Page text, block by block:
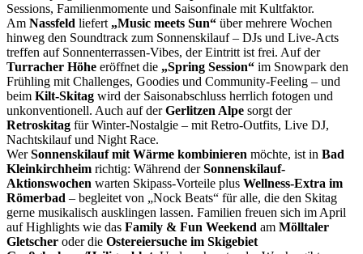
Sessions, Familienmomente und Saisonfinale mit Kultfaktor.
Am Nassfeld liefert „Music meets Sun“ über mehrere Wochen
hinweg den Soundtrack zum Sonnenskilauf – DJs und Live-Acts
treffen auf Sonnenterrassen-Vibes, der Eintritt ist frei. Auf der
Turracher Höhe eröffnet die „Spring Session“ im Snowpark den
Frühling mit Challenges, Goodies und Community-Feeling – und
beim Kilt-Skitag wird der Saisonabschluss herrlich fotogen und
unkonventionell. Auch auf derGerlitzen Alpe sorgt der
Retroskitag für Winter-Nostalgie – mit Retro-Outfits, Live DJ,
Nachtskilauf und Night Race.
WerSonnenskilauf mit Wärme kombinieren möchte, ist in Bad
Kleinkirchheim richtig: Während derSonnenskilauf-
Aktionswochen warten Skipass-Vorteile plus Wellness-Extra im
Römerbad – begleitet von „Nock Beats“ für alle, die den Skitag
gerne musikalisch ausklingen lassen. Familien freuen sich im April
auf Highlights wie das Family & Fun Weekend am Mölltaler
Gletscher oder die Ostereiersuche im Skigebiet